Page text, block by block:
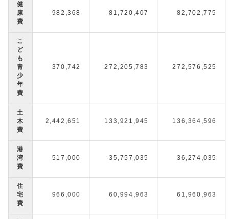
健
康
費
982,368 81,720,407 82,702,775
こ
ど
も
青
少
年
費
370,742 272,205,783 272,576,525
土
木
費
2,442,651 133,921,945 136,364,596
港
湾
費
517,000 35,757,035 36,274,035
住
宅
費
966,000 60,994,963 61,960,963